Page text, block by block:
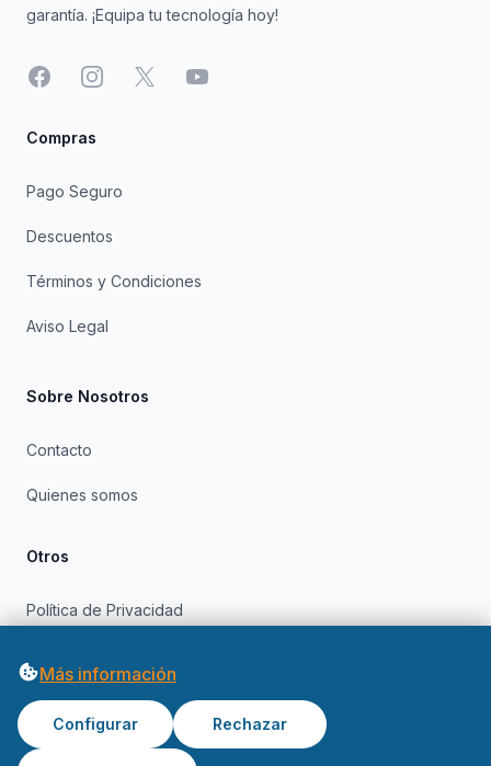
garantía. ¡Equipa tu tecnología hoy!
FacebookInstagram
X YouTube
Compras
Pago Seguro
Descuentos
Términos y Condiciones
Aviso Legal
Sobre Nosotros
Contacto
Quienes somos
Otros
Política de Privacidad
Más información
Configurar Rechazar